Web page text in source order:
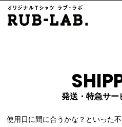
発送・特急サー
使用日に間に合うかな？といった